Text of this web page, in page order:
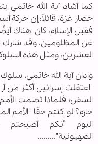
كما أشاد آية الله
حصار غزة، قائلاً: إن حركة
فقبل الإسلام، كان هناك
عن المظلومين، وقد شارك
العشرين، ومثل هذه
وادان آية الله خاتمي،
"اعتقلت إسرائيل أكثر
السفن؛ فلماذا تصمت
حازم؟ لو كنتم حقًا "الأمم
اليوم أنكم أصبحتم
الصهيونية".........